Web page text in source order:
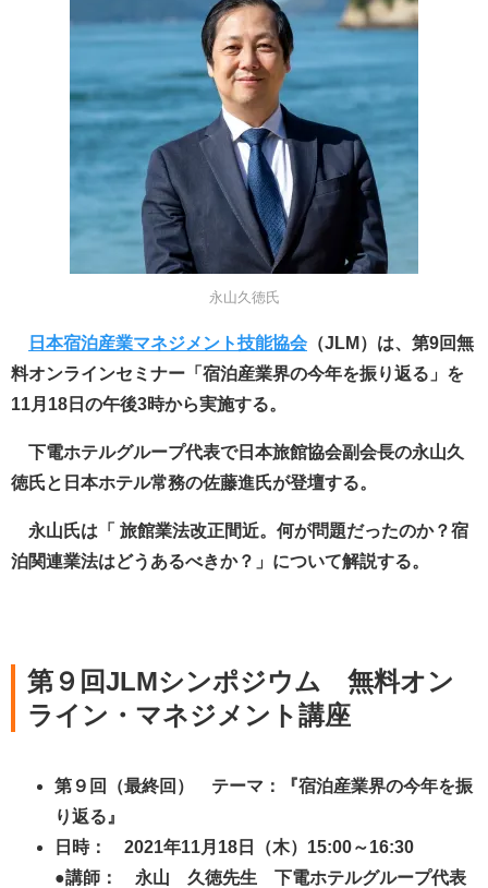
永山久徳氏
日本宿泊産業マネジメント技能協会 （JLM）は、第9回無
料オンラインセミナー「宿泊産業界の今年を振り返る」を
11月18日の午後3時から実施する。
下電ホテルグループ代表で日本旅館協会副会長の永山久
徳氏と日本ホテル常務の佐藤進氏が登壇する。
永山氏は「 旅館業法改正間近。何が問題だったのか？宿
泊関連業法はどうあるべきか？」について解説する。
第９回JLMシンポジウム 無料オン
ライン・マネジメント講座
第９回（最終回） テーマ：『宿泊産業界の今年を振
り返る』
日時： 2021年11月18日（木） 15:00～16:30
●講師： 永山 久徳先生 下電ホテルグループ代表